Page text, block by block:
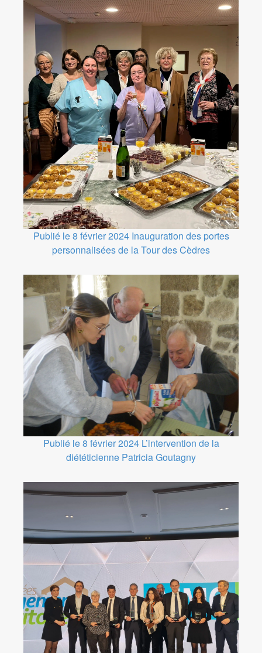
Publié le 8 février 2024 Inauguration des portes
personnalisées de la Tour des Cèdres
Publié le 8 février 2024 L’intervention de la
diététicienne Patricia Goutagny